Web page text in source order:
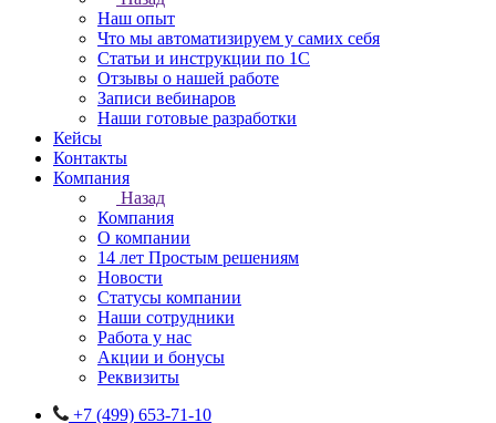
Наш опыт
Что мы автоматизируем у самих себя
Статьи и инструкции по 1С
Отзывы о нашей работе
Записи вебинаров
Наши готовые разработки
Кейсы
Контакты
Компания
Назад
Компания
О компании
14 лет Простым решениям
Новости
Статусы компании
Наши сотрудники
Работа у нас
Акции и бонусы
Реквизиты
+7 (499) 653-71-10